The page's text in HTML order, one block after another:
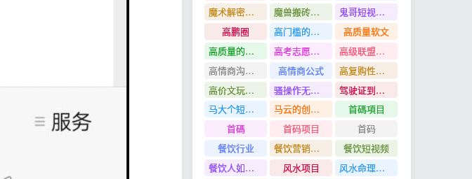
魔术解密教程
魔兽搬砖搞钱
鬼哥短视频底层逻辑
高鹏圈
高门槛的生意
高质量软文
高质量的问答和知识分享
高考志愿填报
高级联盟营销教程
高情商沟通管理课
高情商公式
高复购性行业
高价文玩众筹分红项目
骚操作无脑裂变
驾驶证到期换证
马大个短视频投放课
马云的创业故事
首碼項目
首碼
首码项目
首码
餐饮行业
餐饮营销管理特训班
餐饮短视频
餐饮人如何用团购给门店拓客
风水项目
风水命理项目